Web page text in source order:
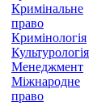
Кримінальне
право
Кримінологія
Культурологія
Менеджмент
Міжнародне
право